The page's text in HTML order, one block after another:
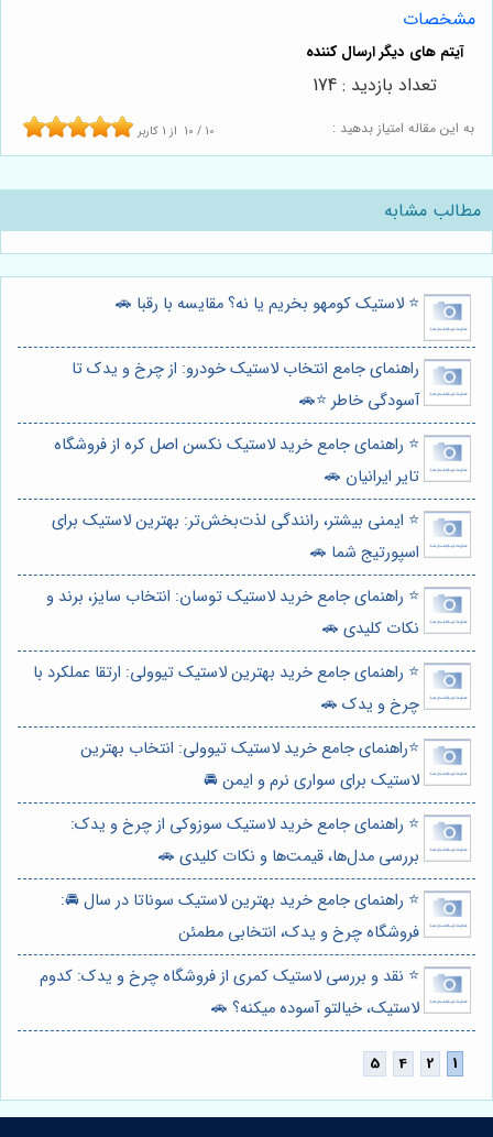
مشخصات
به این مقاله امتیاز بدهید : 10 / 10 از 1 کاربر
تعداد بازدید : 174
مطالب مشابه
⭐️ لاستیک کومهو بخریم یا نه؟ مقایسه با رقبا 🚗
راهنمای جامع انتخاب لاستیک خودرو: از چرخ و یدک تا
آسودگی خاطر ⭐️🚗
⭐️ راهنمای جامع خرید لاستیک نکسن اصل کره از فروشگاه
تایر ایرانیان 🚗
⭐️ ایمنی بیشتر، رانندگی لذت‌بخش‌تر: بهترین لاستیک برای
اسپورتیج شما 🚗
⭐️ راهنمای جامع خرید لاستیک توسان: انتخاب سایز، برند و
نکات کلیدی 🚗
⭐️ راهنمای جامع خرید بهترین لاستیک تیوولی: ارتقا عملکرد با
چرخ و یدک 🚗
⭐️راهنمای جامع خرید لاستیک تیوولی: انتخاب بهترین
لاستیک برای سواری نرم و ایمن 🚘
⭐️ راهنمای جامع خرید لاستیک سوزوکی از چرخ و یدک:
بررسی مدل‌ها، قیمت‌ها و نکات کلیدی 🚗
⭐️ راهنمای جامع خرید بهترین لاستیک سوناتا در سال 🚘:
فروشگاه چرخ و یدک، انتخابی مطمئن
⭐️ نقد و بررسی لاستیک کمری از فروشگاه چرخ و یدک: کدوم
لاستیک، خیالتو آسوده میکنه؟ 🚗